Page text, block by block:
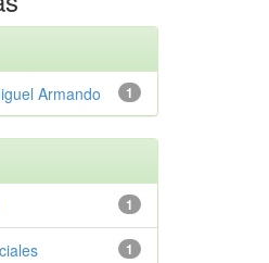
1
Armando
1
1